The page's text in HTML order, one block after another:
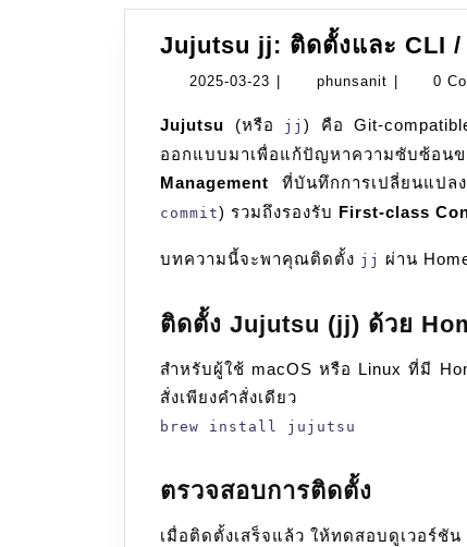
Jujutsu jj: ติดตั้งและ CLI /
2025-03-23 2025-
23
phunsanit phunsanit
0
Jujutsu (หรือ jj ) คือ Git-
ออกแบบมาเพื่อแก้ปัญหาความซับซ้
Management ที่บันทึกการเปลี่ยนแปล
commit) รวมถึงรองรับ First-class
บทความนี้จะพาคุณติดตั้ง jj ผ่าน
ติดตั้ง Jujutsu (jj) ด้วย
สำหรับผู้ใช้ macOS หรือ Linux ที่มี
สั่งเพียงคำสั่งเดียว
brew install jujutsu
ตรวจสอบการติดตั้ง
เมื่อติดตั้งเสร็จแล้ว ให้ทดสอบดูเวอร์ชัน